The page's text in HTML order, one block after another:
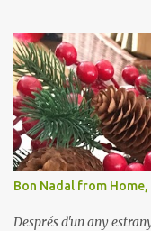
cultura navarresa i
conserva el seu encant
meravellós lloc i a
Bon Nadal from
Després d'un any